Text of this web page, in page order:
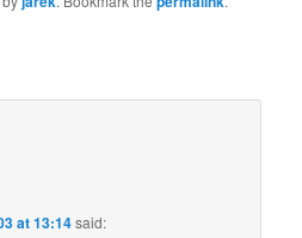
at 13:14said: